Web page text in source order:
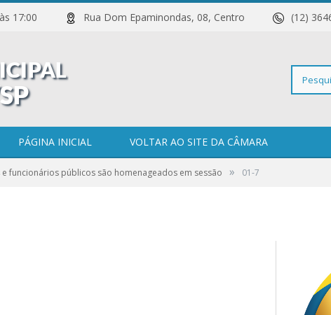
às 17:00 Rua Dom Epaminondas, 08, Centro (12)
PÁGINA INICIAL VOLTAR AO SITE DA CÂMARA
funcionários públicos são homenageados em sessão » 01-7